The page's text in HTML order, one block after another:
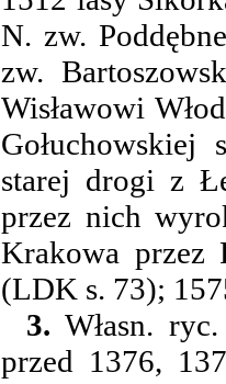
N. zw.
zw.
Wisławowi
Gołuchowskiej
starej drogi z
przez nich
Krakowa przez
(LDK s. 73);
3. Własn.
przed 1376,